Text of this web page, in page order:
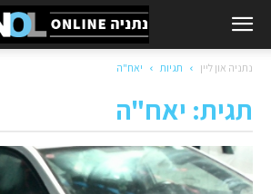
נתניה און ליין תגיות יאח"ה
תגית: יאח"ה